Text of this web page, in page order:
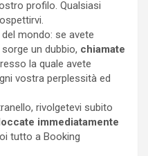
profilo. Qualsiasi
mondo: se avete
un dubbio, chiamate
la quale avete
vostra perplessità ed
rivolgetevi subito
immediatamente
tutto a Booking